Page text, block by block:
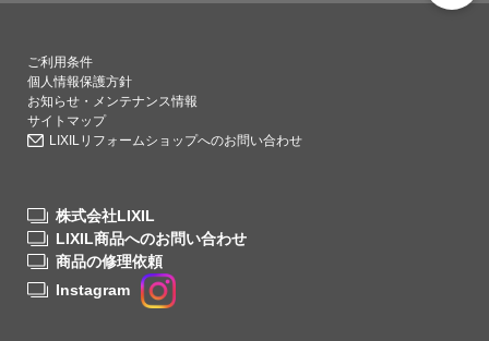
ご利用条件
個人情報保護方針
お知らせ・メンテナンス情報
サイトマップ
LIXILリフォームショップへのお問い合わせ
株式会社LIXIL
LIXIL商品へのお問い合わせ
商品の修理依頼
Instagram